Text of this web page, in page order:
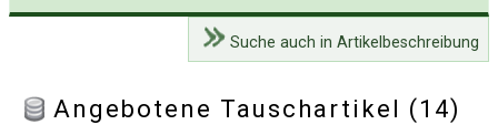
Suche auch in Artikelbeschreibung
Angebotene Tauschartikel (14)